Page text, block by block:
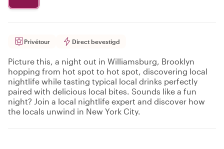
Privétour Direct bevestigd
Picture this, a night out in Williamsburg, Brooklyn
hopping from hot spot to hot spot, discovering local
nightlife while tasting typical local drinks perfectly
paired with delicious local bites. Sounds like a fun
night? Join a local nightlife expert and discover how
the locals unwind in New York City.